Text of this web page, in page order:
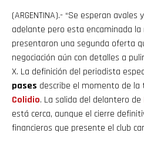
(ARGENTINA).- “Se esperan
adelante pero esta encaminada la
presentaron una segunda oferta
negociación aún con detalles a
X. La definición del periodista
pases describe el momento de la
Colidio. La salida del delantero de
está cerca, aunque el cierre
financieros que presente el club